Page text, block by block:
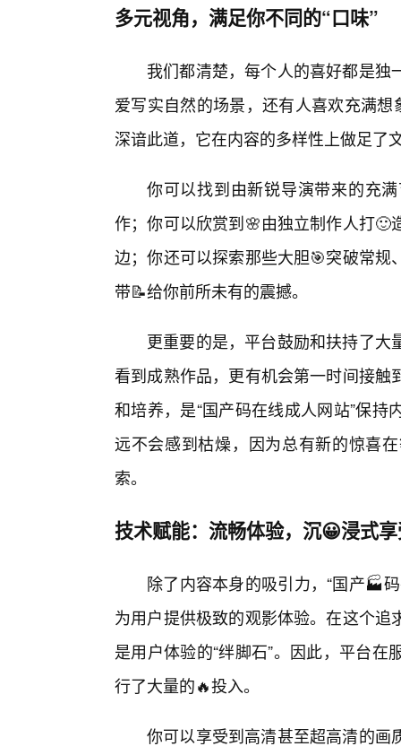
多元视角，满足你不同的“口味”
我们都清楚，每个人的喜好都是
爱写实自然的场景，还有人喜欢充满
深谙此道，它在内容的多样性上做足了
你可以找到由新锐导演带来的充
作；你可以欣赏到🌸由独立制作人打
边；你还可以探索那些大胆🎯突破常
带📝给你前所未有的震撼。
更重要的是，平台鼓励和扶持了
看到成熟作品，更有机会第一时间接
和培养，是“国产码在线成人网站”保
远不会感到枯燥，因为总有新的惊喜
索。
技术赋能：流畅体验，沉😀浸式
除了内容本身的吸引力，“国产🏭
为用户提供极致的观影体验。在这个
是用户体验的“绊脚石”。因此，平台
行了大量的🔥投入。
你可以享受到高清甚至超高清的画